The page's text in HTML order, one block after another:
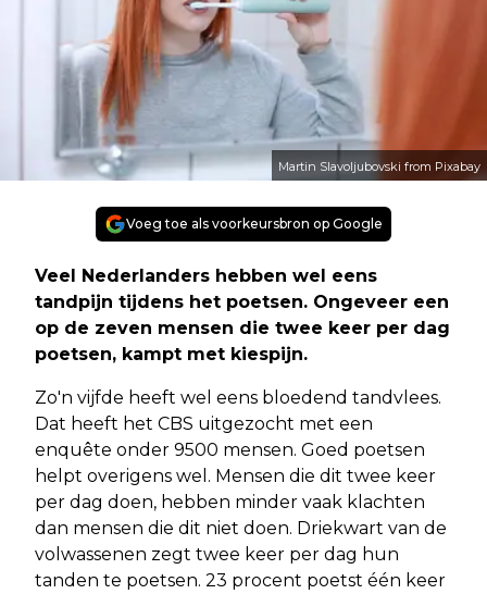
Martin Slavoljubovski from Pixabay
Voeg toe als voorkeursbron op Google
Veel Nederlanders hebben wel eens
tandpijn tijdens het poetsen. Ongeveer een
op de zeven mensen die twee keer per dag
poetsen, kampt met kiespijn.
Zo'n vijfde heeft wel eens bloedend tandvlees.
Dat heeft het CBS uitgezocht met een
enquête onder 9500 mensen. Goed poetsen
helpt overigens wel. Mensen die dit twee keer
per dag doen, hebben minder vaak klachten
dan mensen die dit niet doen. Driekwart van de
volwassenen zegt twee keer per dag hun
tanden te poetsen. 23 procent poetst één keer